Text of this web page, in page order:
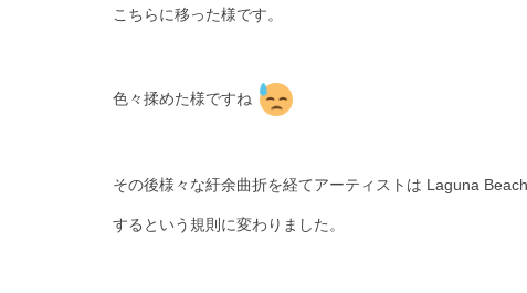
こちらに移った様です。
色々揉めた様ですね
その後様々な紆余曲折を経てアーティストは Laguna
するという規則に変わりました。